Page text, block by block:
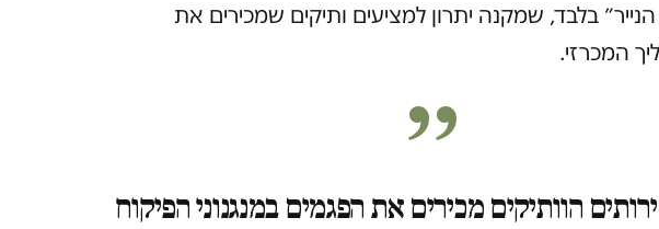
בלבד, שמקנה יתרון למציעים ותיקים שמכירים את
המכרזי.
הוותיקים מכירים את הפגמים במנגנוני הפיקוח